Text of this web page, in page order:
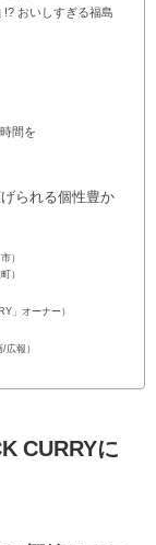
!? おいしすぎる福島
間を
られる個性豊か
）
）
」オーナー）
広報）
CURRYに